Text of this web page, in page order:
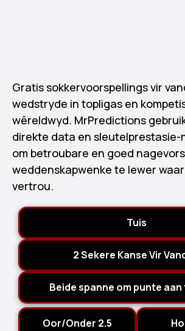
Gratis sokkervoorspellings vir
wedstryde in topligas en
wêreldwyd. MrPredictions
direkte data en
om betroubare en goed
weddenskapwenke te lewer
vertrou.
Tuis
2 Sekere Kanse Vir
Beide spanne om punte
Oor/Onder 2.5